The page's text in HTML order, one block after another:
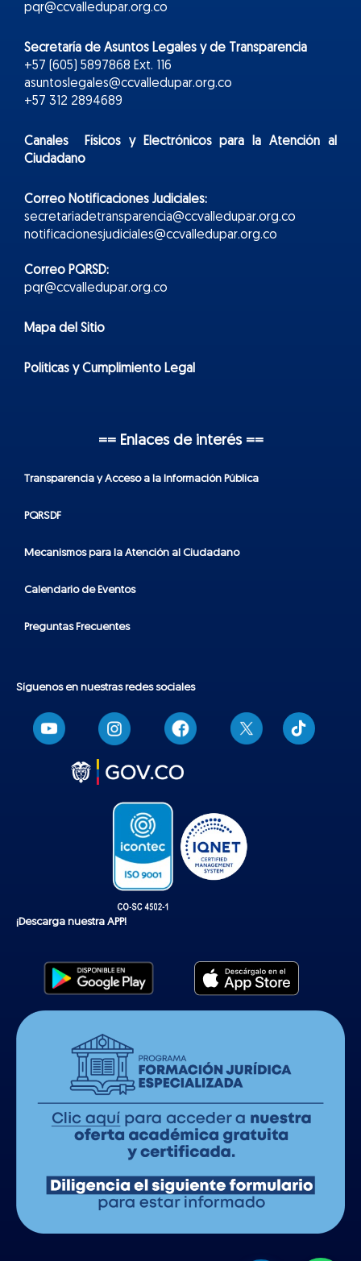
pqr@ccvalledupar.org.co
Secretaría de Asuntos Legales y de Transparencia
+57 (605) 5897868 Ext. 116
asuntoslegales@ccvalledupar.org.co
+57 312 2894689
Canales Físicos yElectrónicospara la Atención al
Ciudadano
Correo Notificaciones Judiciales:
secretariadetransparencia@ccvalledupar.org.co
notificacionesjudiciales@ccvalledupar.org.co
Correo PQRSD:
pqr@ccvalledupar.org.co
Mapa del Sitio
Políticas y Cumplimiento Legal
== Enlaces de interés ==
Transparencia y Acceso a la Información Pública
PQRSDF
Mecanismos para la Atención al Ciudadano
Calendario de Eventos
Preguntas Frecuentes
Síguenos en nuestras redes sociales
T
i
k
¡Descarga nuestra APP!